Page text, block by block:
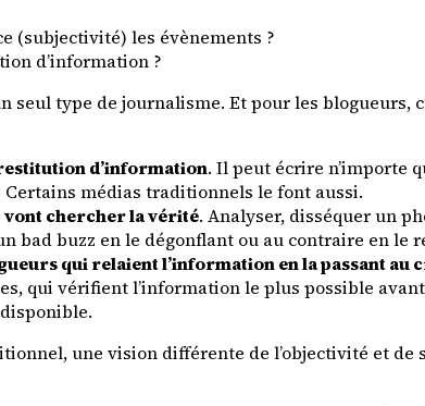
(subjectivité) les évènements ?
d’information ?
seul type de journalisme. Et pour les blogueurs,
d’information. Il peut écrire n’importe
médias traditionnels le font aussi.
vont chercher la vérité. Analyser, disséquer un
bad buzz en le dégonflant ou au contraire en le
qui relaient l’information en la passant au
qui vérifient l’information le plus possible
une vision différente de l’objectivité et de